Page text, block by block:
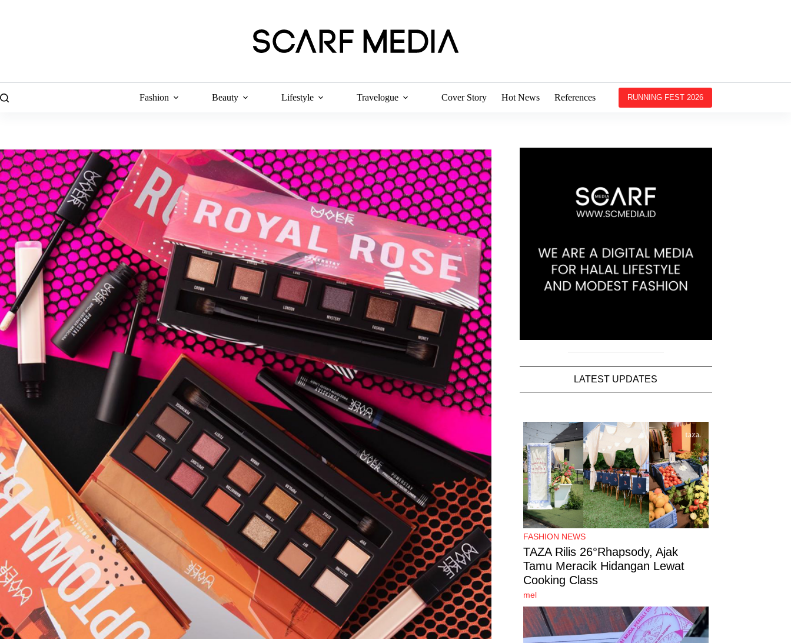
Fashion Beauty Lifestyle Travelogue Cover Story Hot News References RUNNING FEST 2026
LATEST UPDATES
FASHION NEWS
TAZA Rilis 26°Rhapsody, Ajak
Tamu Meracik Hidangan Lewat
Cooking Class
mel